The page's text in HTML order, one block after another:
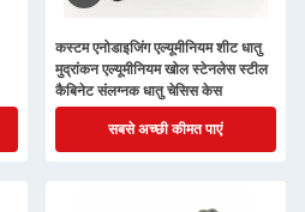
कस्टम एनोडाइजिंग एल्यूमीनियम शीट धातु
मुद्रांकन एल्यूमीनियम खोल स्टेनलेस स्टील
कैबिनेट संलग्नक धातु चेसिस केस
सबसे अच्छी कीमत पाएं